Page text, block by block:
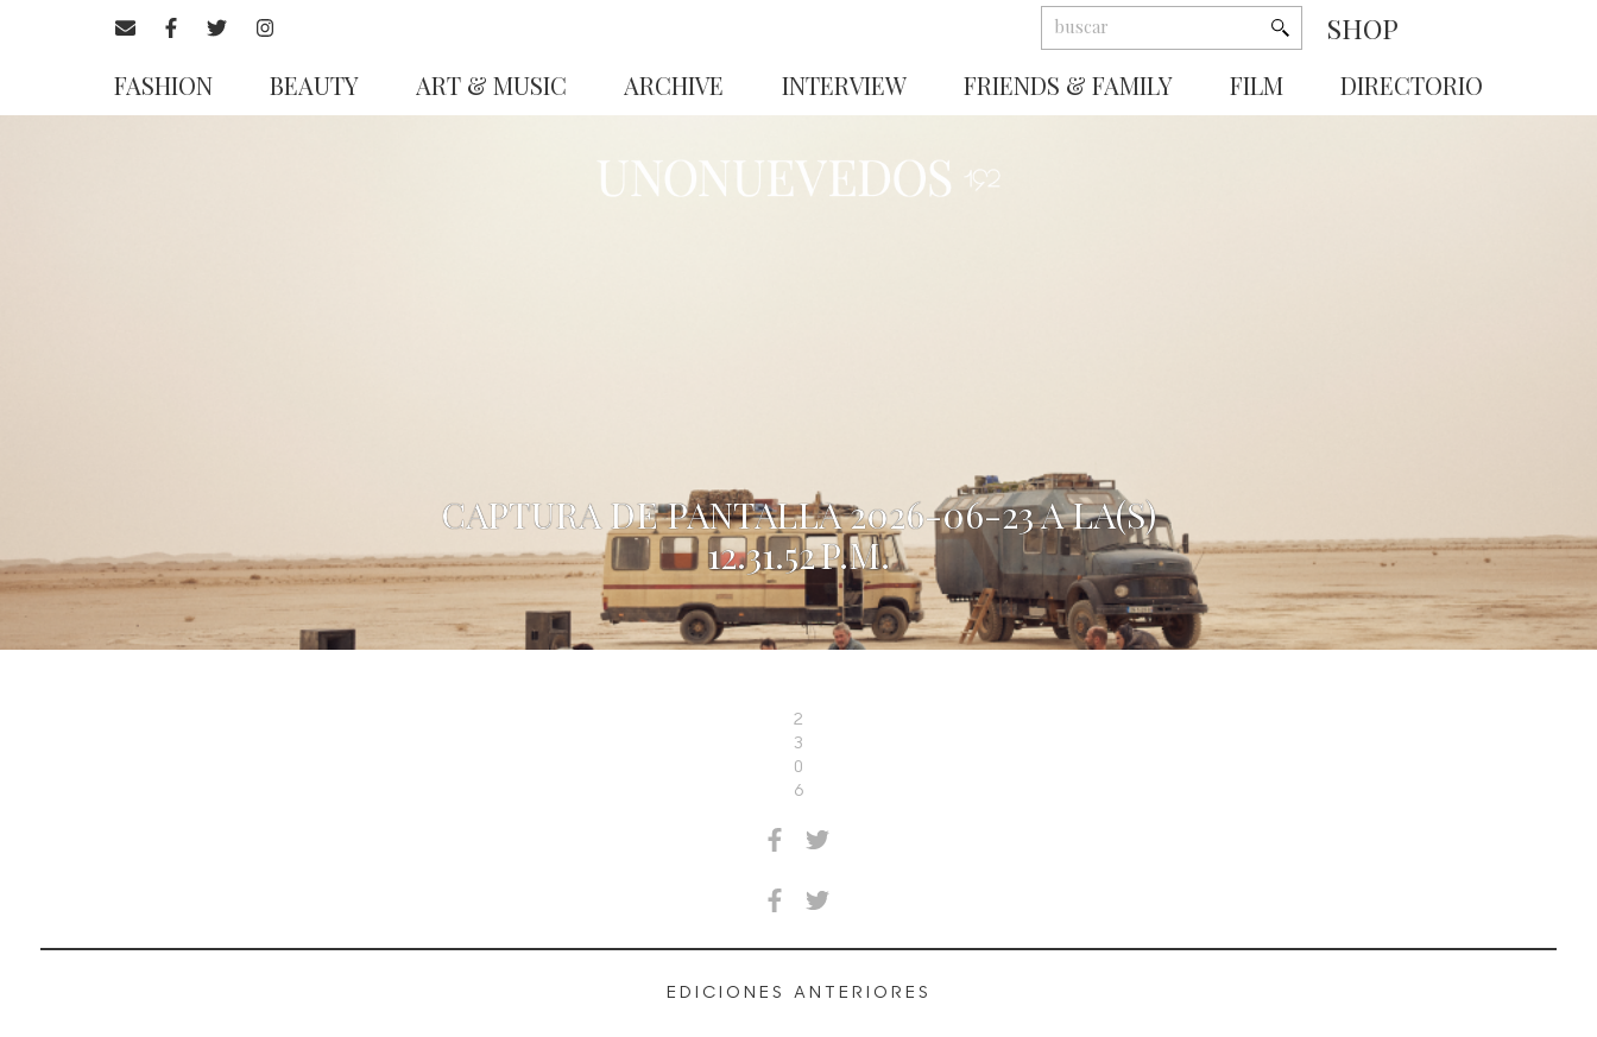
SHOP
FASHION BEAUTY ART & MUSIC ARCHIVE INTERVIEW FRIENDS & FAMILY FILM DIRECTORIO
CAPTURA DE PANTALLA 2026-06-23 A LA(S)
12.31.52 P.M.
2
3
0
6
EDICIONES ANTERIORES